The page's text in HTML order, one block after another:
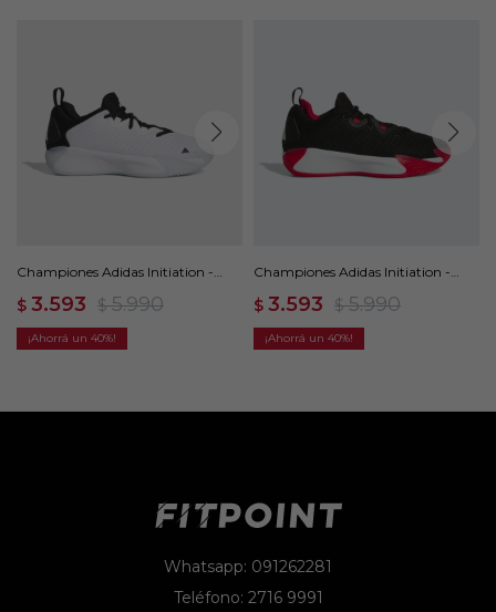
Championes Adidas Initiation -
$ 3.593 $ 5.990
40
Championes Adidas Initiation -
$ 3.593 $ 5.990
40
Whatsapp: 091262281
Teléfono: 2716 9991